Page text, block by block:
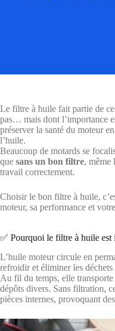
Le filtre à huile fait partie de
pas… mais dont l’importance
préserver la santé du moteur
l’huile.
Beaucoup de motards se
que sans un bon filtre, même
travail correctement.
Choisir le bon filtre à huile,
moteur, sa performance et
✅ Pourquoi le filtre à huile est
L’huile moteur circule en
refroidir et éliminer les
Au fil du temps, elle
dépôts divers. Sans filtration,
pièces internes, provoquant